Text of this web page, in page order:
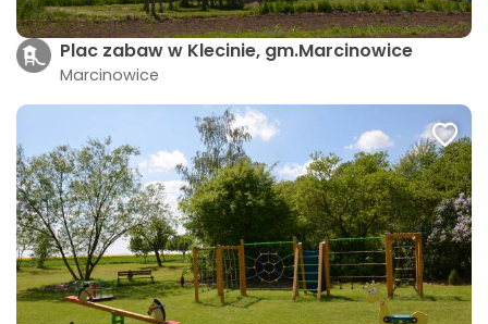
Plac zabaw w Klecinie, gm.Marcinowice
Marcinowice